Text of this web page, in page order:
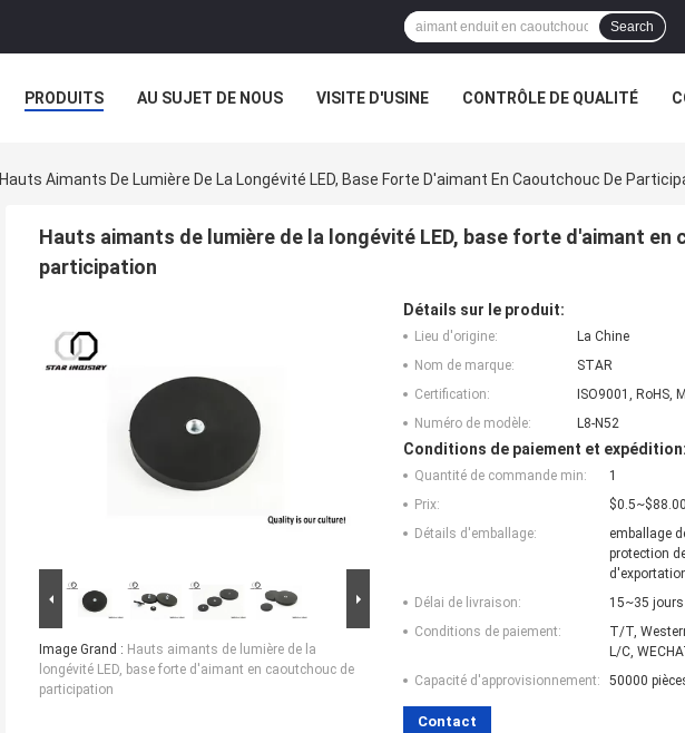
Search
PRODUITS AU SUJET DE NOUS VISITE D'USINE CONTRÔLE DE QUALITÉ
Hauts Aimants De Lumière De La Longévité LED, Base Forte D'aimant En Caoutchouc De
Hauts aimants de lumière de la longévité LED, base forte d'aimant en
participation
Image Grand : Hauts aimants de lumière de la
longévité LED, base forte d'aimant en caoutchouc de
participation
Détails sur le produit:
Lieu d'origine:
La Chine
Nom de marque:
STAR
Certification:
ISO9001, RoHS,
Numéro de modèle:
L8-N52
Conditions de paiement et expédition:
Quantité de commande min:
1
Prix:
$0.5~$88.00
Détails d'emballage:
emballage
protection
Délai de livraison:
15~35
Conditions de paiement:
T/T,
L/C,
Capacité d'approvisionnement:
50000
Contact